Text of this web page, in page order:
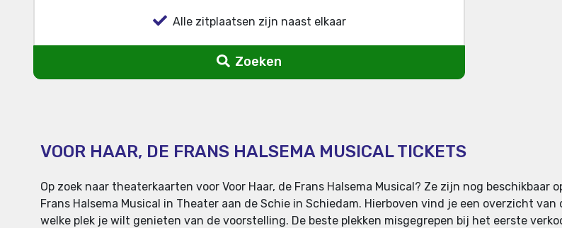
Alle zitplaatsen zijn naast elkaar
Zoeken
VOOR HAAR, DE FRANS HALSEMA MUSICAL TICKETS
Op zoek naar theaterkaarten voor Voor Haar, de Frans Halsema Musical? Ze zijn nog beschikbaar
Frans Halsema Musical in Theater aan de Schie in Schiedam. Hierboven vind je een overzicht
welke plek je wilt genieten van de voorstelling. De beste plekken misgegrepen bij het eerste